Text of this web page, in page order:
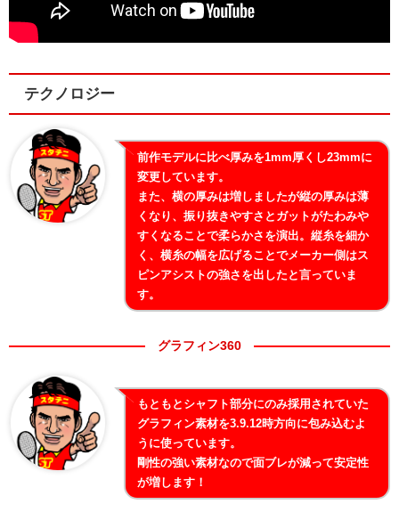
テクノロジー
前作モデルに比べ厚みを1mm厚くし23mmに
変更しています。
また、横の厚みは増しましたが縦の厚みは薄
くなり、振り抜きやすさとガットがたわみや
すくなることで柔らかさを演出。縦糸を細か
く、横糸の幅を広げることでメーカー側はス
ピンアシストの強さを出したと言っていま
す。
グラフィン360
もともとシャフト部分にのみ採用されていた
グラフィン素材を3.9.12時方向に包み込むよ
うに使っています。
剛性の強い素材なので面ブレが減って安定性
が増します！